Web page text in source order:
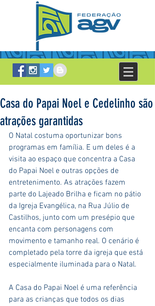
Casa do Papai Noel e Cedelinho são
atrações garantidas
O Natal costuma oportunizar bons
programas em família. E um deles é a
visita ao espaço que concentra a Casa
do Papai Noel e outras opções de
entretenimento. As atrações fazem
parte do Lajeado Brilha e ficam no pátio
da Igreja Evangélica, na Rua Júlio de
Castilhos, junto com um presépio que
encanta com personagens com
movimento e tamanho real. O cenário é
completado pela torre da igreja que está
especialmente iluminada para o Natal.
A Casa do Papai Noel é uma referência
para as crianças que todos os dias